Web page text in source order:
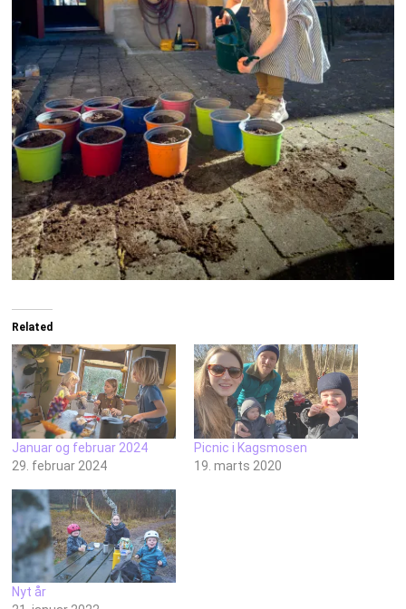
Related
Januar og februar 2024
29. februar 2024
Picnic i Kagsmosen
19. marts 2020
Nyt år